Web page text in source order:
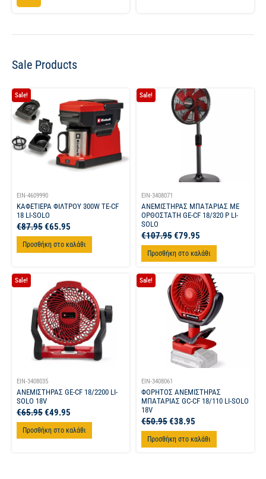
Sale Products
Sale!
EIN-4609990
ΚΑΦΕΤΙΕΡΑ ΦΙΛΤΡΟΥ 300W TE-CF
18 LI-SOLO
€87.95€65.95
Προσθήκη στο καλάθι
Sale!
EIN-3408071
ΑΝΕΜΙΣΤΗΡΑΣ ΜΠΑΤΑΡΙΑΣ ΜΕ
ΟΡΘΟΣΤΑΤΗ GE-CF 18/320 P LI-
SOLO
€107.95€79.95
Προσθήκη στο καλάθι
Sale!
EIN-3408035
ΑΝΕΜΙΣΤΗΡΑΣ GE-CF 18/2200 LI-
SOLO 18V
€65.95€49.95
Προσθήκη στο καλάθι
Sale!
EIN-3408061
ΦΟΡΗΤΟΣ ΑΝΕΜΙΣΤΗΡΑΣ
ΜΠΑΤΑΡΙΑΣ GC-CF 18/110 LI-SOLO
18V
€50.95€38.95
Προσθήκη στο καλάθι